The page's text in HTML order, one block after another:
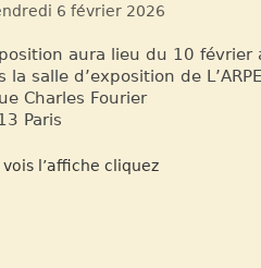
6 février 2026
aura lieu du 10 février
la salle d’exposition de L’ARPE
Charles Fourier
Paris
vois l’affiche cliquez